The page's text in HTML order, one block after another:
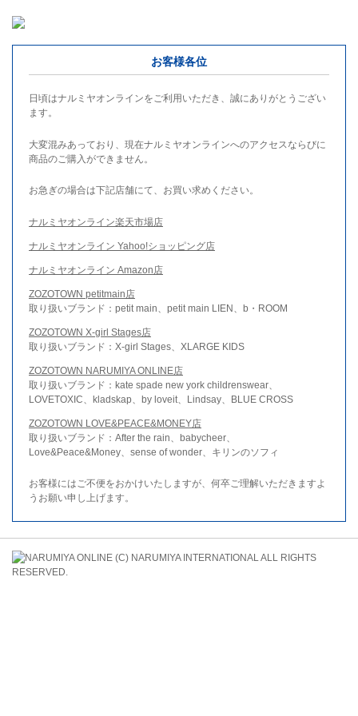
お客様各位
日頃はナルミヤオンラインをご利用いただき、誠にありがとうござい
ます。
大変混みあっており、現在ナルミヤオンラインへのアクセスならびに
商品のご購入ができません。
お急ぎの場合は下記店舗にて、お買い求めください。
ナルミヤオンライン楽天市場店
ナルミヤオンライン Yahoo!ショッピング店
ナルミヤオンライン Amazon店
ZOZOTOWN petitmain店
取り扱いブランド：petit main、petit main LIEN、b・ROOM
ZOZOTOWN X-girl Stages店
取り扱いブランド：X-girl Stages、XLARGE KIDS
ZOZOTOWN NARUMIYA ONLINE店
取り扱いブランド：kate spade new york childrenswear、
LOVETOXIC、kladskap、by loveit、Lindsay、BLUE CROSS
ZOZOTOWN LOVE&PEACE&MONEY店
取り扱いブランド：After the rain、babycheer、
Love&Peace&Money、sense of wonder、キリンのソフィ
お客様にはご不便をおかけいたしますが、何卒ご理解いただきますよ
うお願い申し上げます。